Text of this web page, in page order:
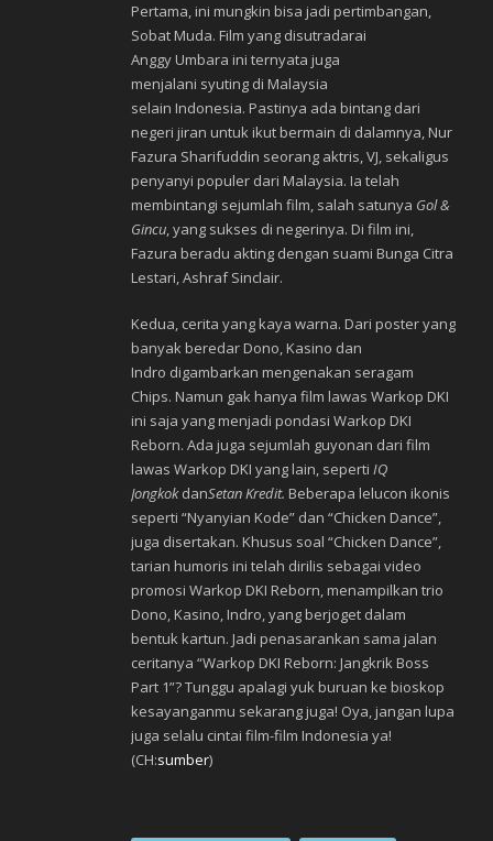
Pertama, ini mungkin bisa jadi pertimbangan,
Sobat Muda. Film yang disutradarai
Anggy Umbara ini ternyata juga
menjalani syuting di Malaysia
selain Indonesia. Pastinya ada bintang dari
negeri jiran untuk ikut bermain di dalamnya, Nur
Fazura Sharifuddin seorang aktris, VJ, sekaligus
penyanyi populer dari Malaysia. Ia telah
membintangi sejumlah film, salah satunya Gol &
Gincu, yang sukses di negerinya. Di film ini,
Fazura beradu akting dengan suami Bunga Citra
Lestari, Ashraf Sinclair.
Kedua, cerita yang kaya warna. Dari poster yang
banyak beredar Dono, Kasino dan
Indro digambarkan mengenakan seragam
Chips. Namun gak hanya film lawas Warkop DKI
ini saja yang menjadi pondasi Warkop DKI
Reborn. Ada juga sejumlah guyonan dari film
lawas Warkop DKI yang lain, seperti IQ
JongkokdanSetan Kredit. Beberapa lelucon ikonis
seperti “Nyanyian Kode” dan “Chicken Dance”,
juga disertakan. Khusus soal “Chicken Dance”,
tarian humoris ini telah dirilis sebagai video
promosi Warkop DKI Reborn, menampilkan trio
Dono, Kasino, Indro, yang berjoget dalam
bentuk kartun. Jadi penasarankan sama jalan
ceritanya “Warkop DKI Reborn: Jangkrik Boss
Part 1”? Tunggu apalagi yuk buruan ke bioskop
kesayanganmu sekarang juga! Oya, jangan lupa
juga selalu cintai film-film Indonesia ya!
(CH:sumber)